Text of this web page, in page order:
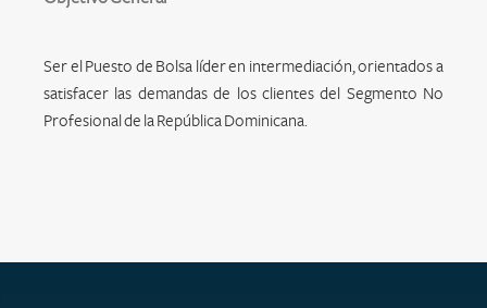
Ser el Puesto de Bolsa líder en intermediación, orientados a
satisfacer las demandas de los clientes del Segmento No
Profesional de la República Dominicana.